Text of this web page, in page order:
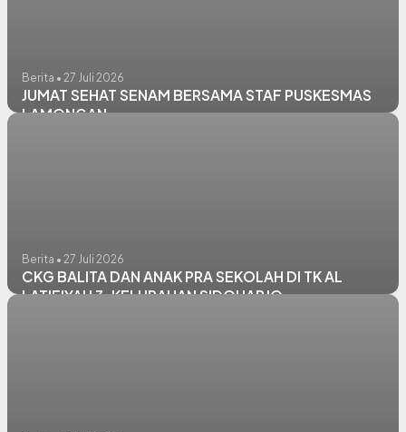
Berita • 27 Juli 2026
JUMAT SEHAT SENAM BERSAMA STAF PUSKESMAS
LAMONGAN
Berita • 27 Juli 2026
CKG BALITA DAN ANAK PRA SEKOLAH DI TK AL
LATIFIYAH 3, KELURAHAN SIDOHARJO